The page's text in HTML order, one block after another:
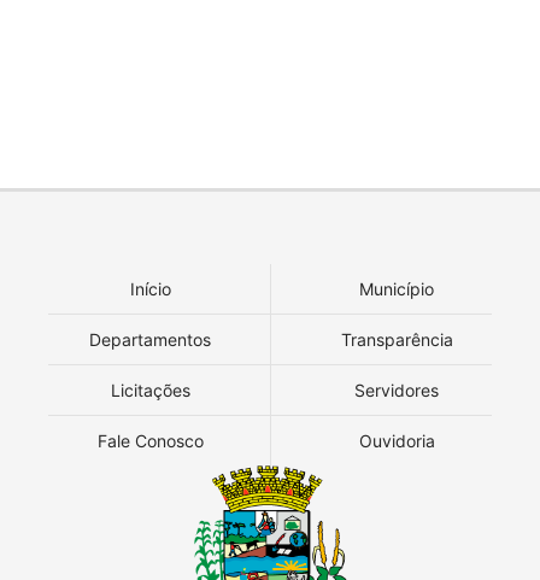
Início Município
Departamentos Transparência
Licitações Servidores
Fale Conosco Ouvidoria